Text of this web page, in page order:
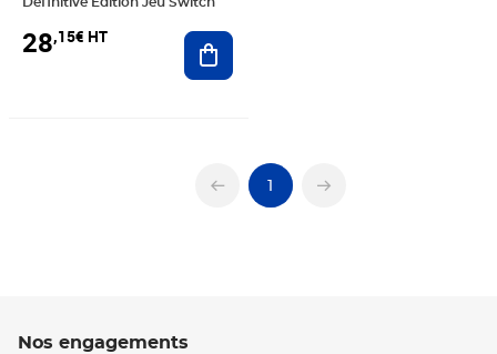
28,15€ HT Ajouter au panier
1
Nos engagements